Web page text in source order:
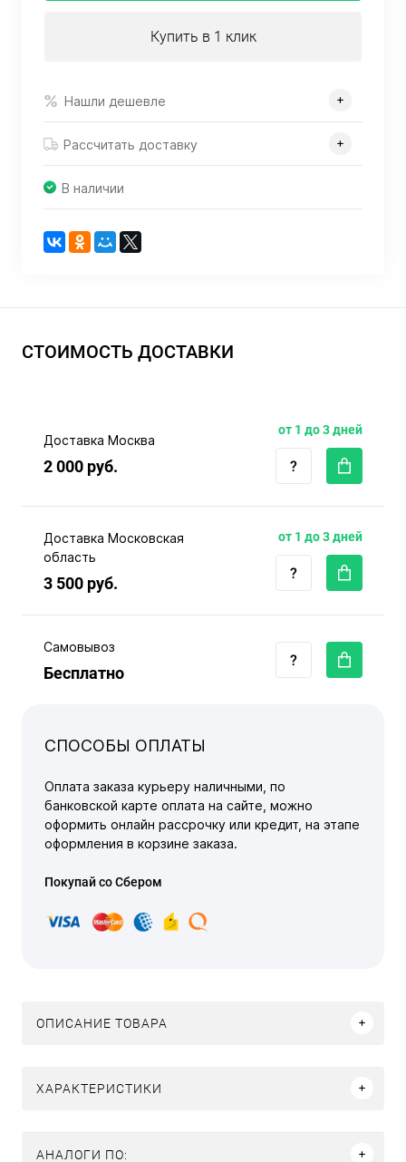
Купить в 1 клик
Нашли дешевле
Рассчитать доставку
В наличии
СТОИМОСТЬ ДОСТАВКИ
Доставка Москва
2 000 руб.
от 1 до 3 дней
Доставка Московская
область
3 500 руб.
от 1 до 3 дней
Самовывоз
Бесплатно
СПОСОБЫ ОПЛАТЫ
Оплата заказа курьеру наличными, по
банковской карте оплата на сайте, можно
оформить онлайн рассрочку или кредит, на этапе
оформления в корзине заказа.
Покупай со Сбером
ОПИСАНИЕ ТОВАРА
ХАРАКТЕРИСТИКИ
АНАЛОГИ ПО: